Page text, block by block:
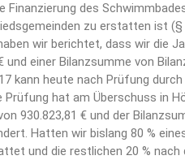
Finanzierung des
zu erstatten ist
wir berichtet, dass wir die
und einer Bilanzsumme von
kann heute nach Prüfung
Prüfung hat am Überschuss in
930.823,81 € und der
Hatten wir bislang 80 %
und die restlichen 20 % nach